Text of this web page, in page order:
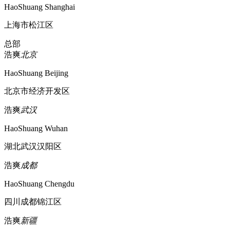
HaoShuang Shanghai
上海市松江区
总部
浩爽北京
HaoShuang Beijing
北京市经济开发区
浩爽武汉
HaoShuang Wuhan
湖北武汉汉阳区
浩爽成都
HaoShuang Chengdu
四川成都锦江区
浩爽新疆